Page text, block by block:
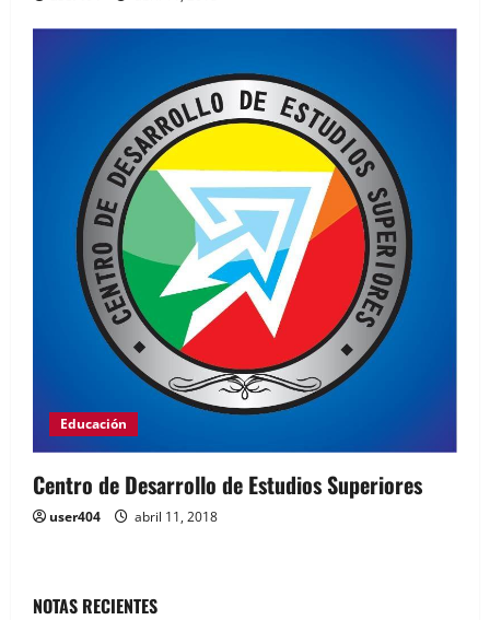
Educación
Centro de Desarrollo de Estudios Superiores
user404 abril 11, 2018
NOTAS RECIENTES